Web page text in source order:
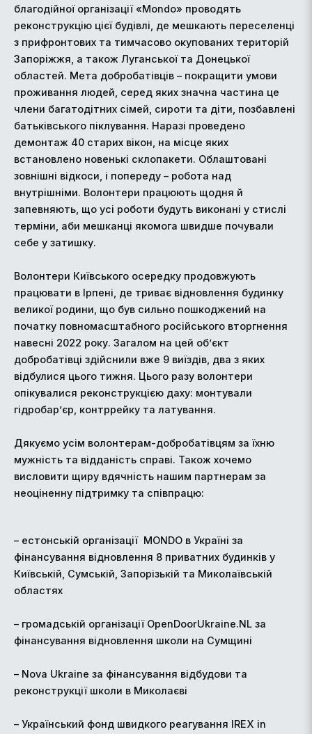
благодійної організації «Mondo» проводять
реконструкцію цієї будівлі, де мешкають переселенці
з прифронтових та тимчасово окупованих територій
Запоріжжя, а також Луганської та Донецької
областей. Мета добробатівців – покращити умови
проживання людей, серед яких значна частина це
члени багатодітних сімей, сироти та діти, позбавлені
батьківського піклування. Наразі проведено
демонтаж 40 старих вікон, на місце яких
встановлено новенькі склопакети. Облаштовані
зовнішні відкоси, і попереду – робота над
внутрішніми. Волонтери працюють щодня й
запевняють, що усі роботи будуть виконані у стислі
терміни, аби мешканці якомога швидше почували
себе у затишку.
Волонтери Київського осередку продовжують
працювати в Ірпені, де триває відновлення будинку
великої родини, що був сильно пошкоджений на
початку повномасштабного російського вторгнення
навесні 2022 року. Загалом на цей об’єкт
добробатівці здійснили вже 9 виїздів, два з яких
відбулися цього тижня. Цього разу волонтери
опікувалися реконструкцією даху: монтували
гідробар’єр, контррейку та латування.
Дякуємо усім волонтерам-добробатівцям за їхню
мужність та відданість справі. Також хочемо
висловити щиру вдячність нашим партнерам за
неоціненну підтримку та співпрацю:
– естонській організації MONDO в Україні за
фінансування відновлення 8 приватних будинків у
Київській, Сумській, Запорізькій та Миколаївській
областях
– громадській організації OpenDoorUkraine.NL за
фінансування відновлення школи на Сумщині
– Nova Ukraine за фінансування відбудови та
реконструкції школи в Миколаєві
– Український фонд швидкого реагування IREX in